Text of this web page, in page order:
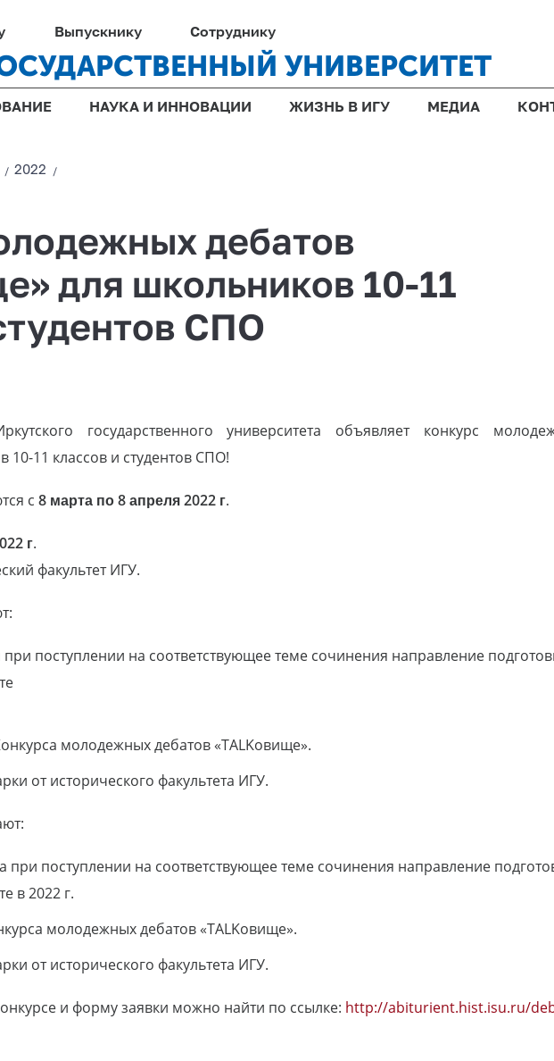
Выпускнику Сотруднику
УНИВЕРСИТЕТ
НАУКА И ИННОВАЦИИ ЖИЗНЬ В ИГУ МЕДИА
/2022 /
дебатов
для школьников 10-11
СПО
государственного университета объявляет конкурс
10-11 классов и студентов СПО!
с8 марта по 8 апреля 2022 г.
г.
факультет ИГУ.
поступлении на соответствующее теме сочинения направление
молодежных дебатов «TALKовище».
от исторического факультета ИГУ.
при поступлении на соответствующее теме сочинения направление
в 2022 г.
молодежных дебатов «TALKовище».
от исторического факультета ИГУ.
и форму заявки можно найти по ссылке: http://abiturient.hist.isu.ru/